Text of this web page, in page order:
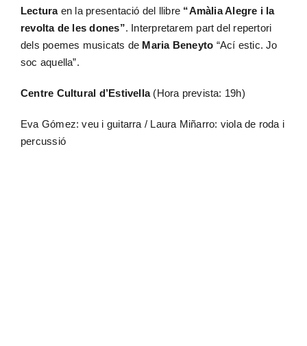
Projectes
Lecturaen la presentació del llibre “Amàlia Alegre i la
revolta de les dones”. Interpretarem part del repertori
dels poemes musicats de Maria Beneyto “Ací estic. Jo
soc aquella”.
Centre Cultural d’Estivella (Hora prevista: 19h)
Eva Gómez: veu i guitarra / Laura Miñarro: viola de roda i
percussió